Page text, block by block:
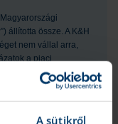
A sütikről
”) állította össze. A K&H
nem vállal arra,
a piaci
A
pusztán
ára vagy a belőlük